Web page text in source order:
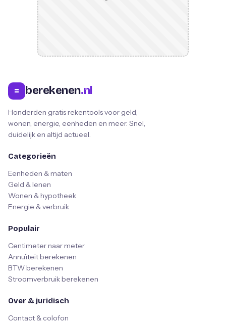
= berekenen.nl
Honderden gratis rekentools voor geld,
wonen, energie, eenheden en meer. Snel,
duidelijk en altijd actueel.
Categorieën
Eenheden & maten
Geld & lenen
Wonen & hypotheek
Energie & verbruik
Populair
Centimeter naar meter
Annuïteit berekenen
BTW berekenen
Stroomverbruik berekenen
Over & juridisch
Contact & colofon